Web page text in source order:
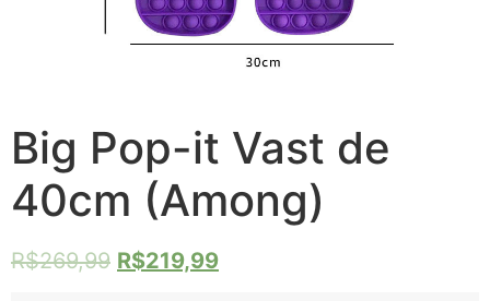
Big Pop-it Vast de
40cm (Among)
R$269,99 R$219,99